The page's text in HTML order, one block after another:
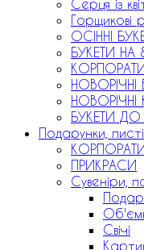
Серця із
Горщикові
ОСІННІ
БУКЕТИ НА
НОВОРІЧНІ
БУКЕТИ ДО
Подарунки,
ПРИКРАСИ
Сувеніри,
Свічі